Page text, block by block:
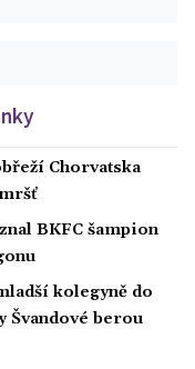
Chorvatska
BKFC šampion
kolegyně do
Švandové berou